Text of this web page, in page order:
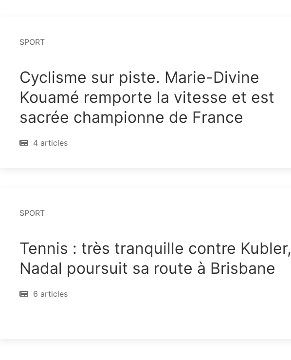
SPORT
Cyclisme sur piste. Marie-Divine
Kouamé remporte la vitesse et est
sacrée championne de France
4 articles
SPORT
Tennis : très tranquille contre Kubler,
Nadal poursuit sa route à Brisbane
6 articles